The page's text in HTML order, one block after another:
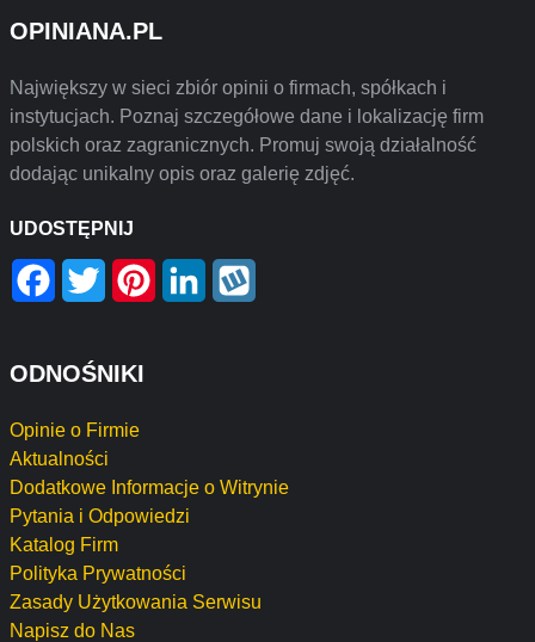
OPINIANA.PL
Największy w sieci zbiór opinii o firmach, spółkach i
instytucjach. Poznaj szczegółowe dane i lokalizację firm
polskich oraz zagranicznych. Promuj swoją działalność
dodając unikalny opis oraz galerię zdjęć.
UDOSTĘPNIJ
Facebook
Twitter PinterestLinkedIn
ODNOŚNIKI
Opinie o Firmie
Aktualności
Dodatkowe Informacje o Witrynie
Pytania i Odpowiedzi
Katalog Firm
Polityka Prywatności
Zasady Użytkowania Serwisu
Napisz do Nas